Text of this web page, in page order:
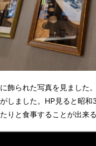
飾られた写真を見ました
しました。HP見ると昭
りと食事することが出来